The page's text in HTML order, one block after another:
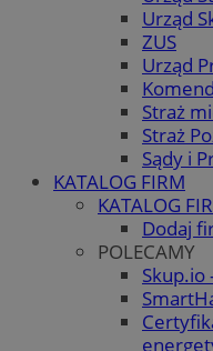
Urząd
ZUS
Urząd
Straż
Straż
Sądy i
KATALOG FIRM
KATALOG
Dodaj
POLECAMY
Skup.io